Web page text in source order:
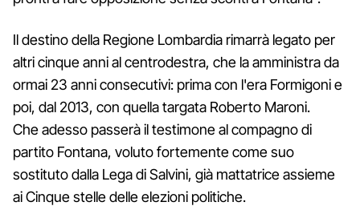
Il destino della Regione Lombardia rimarrà legato per
altri cinque anni al centrodestra, che la amministra da
ormai 23 anni consecutivi: prima con l'era Formigoni e
poi, dal 2013, con quella targata Roberto Maroni.
Che adesso passerà il testimone al compagno di
partito Fontana, voluto fortemente come suo
sostituto dalla Lega di Salvini, già mattatrice assieme
ai Cinque stelle delle elezioni politiche.